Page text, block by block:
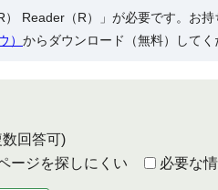
Reader（R）」が必要です。お持
） からダウンロード（無料）してく
数回答可)
ージを探しにくい 必要な